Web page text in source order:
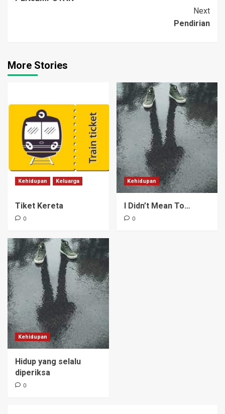
Navigation
Next
Pendirian
More Stories
Kehidupan Keluarga
Tiket Kereta
0
Kehidupan
I Didn’t Mean To…
0
Kehidupan
Hidup yang selalu
diperiksa
0